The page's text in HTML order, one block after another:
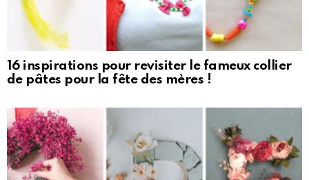
16 inspirations pour revisiter le fameux collier
de pâtes pour la fête des mères !